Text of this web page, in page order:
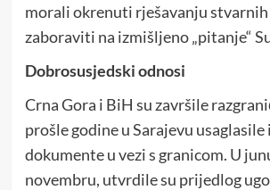
morali okrenuti rješavanju
zaboraviti na izmišljeno „pitanje“
Dobrosusjedski odnosi
Crna Gora i BiH su završile
prošle godine u Sarajevu
dokumente u vezi s granicom. U
novembru, utvrdile su prijedlog